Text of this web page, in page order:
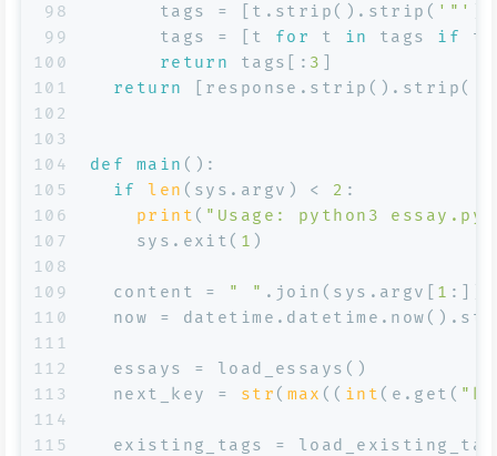
98
99
100
101
102
103
104
105
106
107
108
109
110
111
112
113
114
115
      tags = [t.strip().strip(
'"'
      tags = [t
for t in tags if
t]
return
tags[: 3
return
[response.strip().strip(
def main ():
if
len (sys.argv) < 2 :
print ( "Usage: python3 essay.py <
    sys.exit(
1 )
  content =
" " .join(sys.argv[ 1 :])
now =
  essays = load_essays()
  next_key =
str ( max (( int (e.get(
existing_tags =